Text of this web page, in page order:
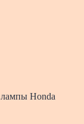
Honda